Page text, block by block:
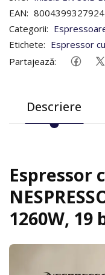
EAN: 8004399327924
Categorii:
Etichete: Espressor
Partajează:
Descriere
Espressor
1260W, 19